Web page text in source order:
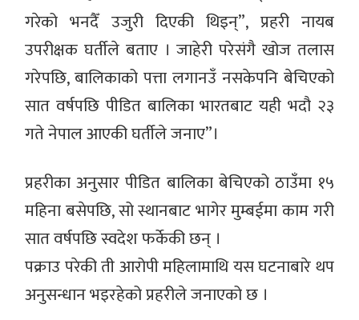
गरेको भनदैँ उजुरी दिएकी थिइन्”, प्रहरी नायब
उपरीक्षक घर्तीले बताए । जाहेरी परेसंगै खोज तलास
गरेपछि, बालिकाको पत्ता लगानउँ नसकेपनि बेचिएको
सात वर्षपछि पीडित बालिका भारतबाट यही भदौ २३
गते नेपाल आएकी घर्तीले जनाए”।
प्रहरीका अनुसार पीडित बालिका बेचिएको ठाउँमा १५
महिना बसेपछि, सो स्थानबाट भागेर मुम्बईमा काम गरी
सात वर्षपछि स्वदेश फर्केकी छन् ।
पक्राउ परेकी ती आरोपी महिलामाथि यस घटनाबारे थप
अनुसन्धान भइरहेको प्रहरीले जनाएको छ ।